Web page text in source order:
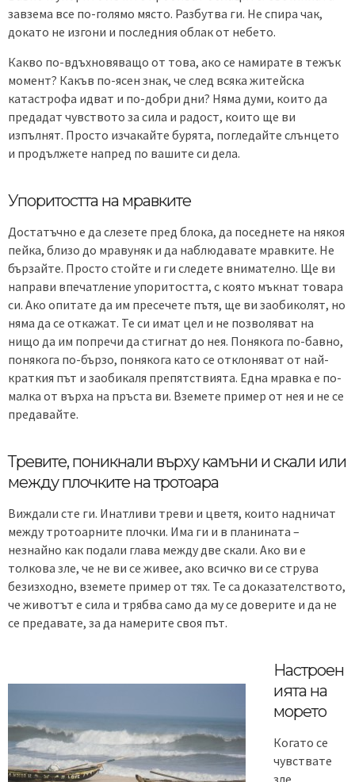
завзема все по-голямо място. Разбутва ги. Не спира чак,
докато не изгони и последния облак от небето.
Какво по-вдъхновяващо от това, ако се намирате в тежък
момент? Какъв по-ясен знак, че след всяка житейска
катастрофа идват и по-добри дни? Няма думи, които да
предадат чувството за сила и радост, които ще ви
изпълнят. Просто изчакайте бурята, погледайте слънцето
и продължете напред по вашите си дела.
Упоритостта на мравките
Достатъчно е да слезете пред блока, да поседнете на някоя
пейка, близо до мравуняк и да наблюдавате мравките. Не
бързайте. Просто стойте и ги следете внимателно. Ще ви
направи впечатление упоритостта, с която мъкнат товара
си. Ако опитате да им пресечете пътя, ще ви заобиколят, но
няма да се откажат. Те си имат цел и не позволяват на
нищо да им попречи да стигнат до нея. Понякога по-бавно,
понякога по-бързо, понякога като се отклоняват от най-
краткия път и заобикаля препятствията. Една мравка е по-
малка от върха на пръста ви. Вземете пример от нея и не се
предавайте.
Тревите, поникнали върху камъни и скали или
между плочките на тротоара
Виждали сте ги. Инатливи треви и цветя, които надничат
между тротоарните плочки. Има ги и в планината –
незнайно как подали глава между две скали. Ако ви е
толкова зле, че не ви се живее, ако всичко ви се струва
безизходно, вземете пример от тях. Те са доказателството,
че животът е сила и трябва само да му се доверите и да не
се предавате, за да намерите своя път.
Настроен
ията на
морето
Когато се
чувствате
зле,